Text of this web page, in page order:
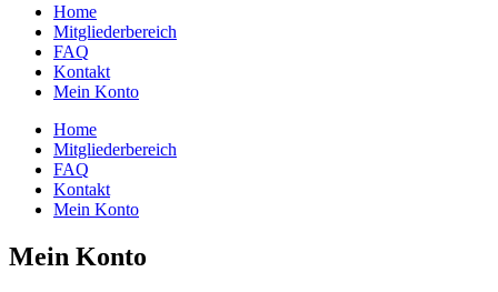
Home
Mitgliederbereich
FAQ
Kontakt
Mein Konto
Home
Mitgliederbereich
FAQ
Kontakt
Mein Konto
Mein Konto